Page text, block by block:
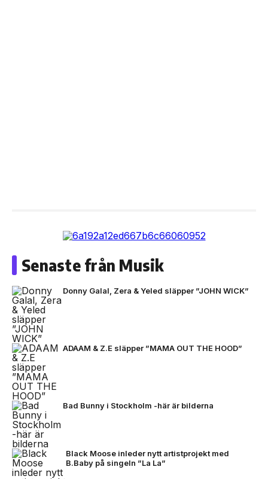
Senaste från Musik
Donny Galal, Zera & Yeled släpper ”JOHN WICK”
ADAAM & Z.E släpper ”MAMA OUT THE HOOD”
Bad Bunny i Stockholm -här är bilderna
Black Moose inleder nytt artistprojekt med
B.Baby på singeln ”La La”